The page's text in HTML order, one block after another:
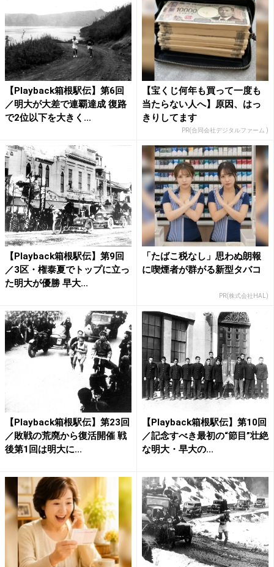
【Playback箱根駅伝】第6回
／明大が大差で連覇達成 復路
で2位以下を大きく...
【宝くじ何年も買って一度も
当たらない人へ】原因、はっ
きりしてます
PR(合同会社デジタルファーム )
【Playback箱根駅伝】第9回
／3区・権泰夏でトップに立っ
た明大が優勝 早大...
「たばこ税なし」思わぬ朗報
に喫煙者が群がる新型タバコ
PR(株式会社HAL)
【Playback箱根駅伝】第23回
／敗戦の荒廃から復活開催 戦
後第1回は明大に...
【Playback箱根駅伝】第10回
／記念すべき最初の“節目”壮絶
な明大・早大の...